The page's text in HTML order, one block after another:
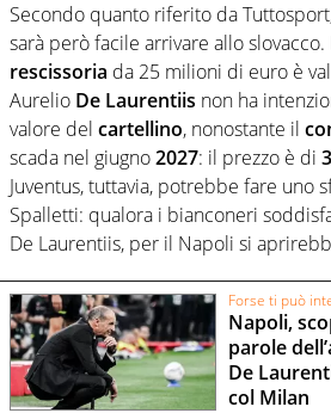
Secondo quanto riferito da
sarà però facile arrivare allo slovacco.
rescissoria da 25 milioni di euro è
Aurelio De Laurentiis non ha
valore del cartellino, nonostante il
scada nel giugno2027: il prezzo è di
Juventus, tuttavia, potrebbe fare uno
Spalletti: qualora i bianconeri
De Laurentiis, per il Napoli si
Forse ti può
Napoli,
parole
De
col Milan